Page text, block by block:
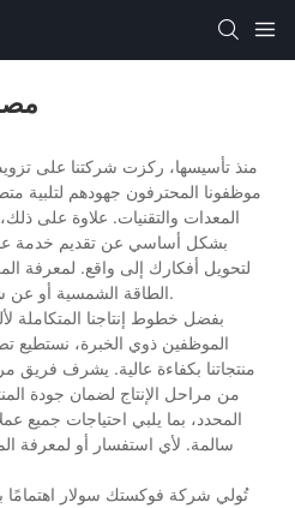
منذ تأسيسها، ركزت شركتنا على
موظفونا المحترفون جهودهم لتلبية
المعدات والتقنيات. علاوة على
بشكل أساسي عن تقديم خدمة
لتحويل أفكارك إلى واقع. لمعرفة
الطاقة الشمسية أو عن شركتنا، تواصلوا معنا في أي وقت.
بفضل خطوط إنتاجنا المتكاملة
الموظفين ذوي الخبرة، نستطيع
منتجاتنا بكفاءة عالية. يشرف فريق
من مراحل الإنتاج لضمان جودة
المحدد، بما يلبي احتياجات جميع
سالمة. لأي استفسار أو لمعرفة
تُولي شركة فوكستك سولار اهتمامًا